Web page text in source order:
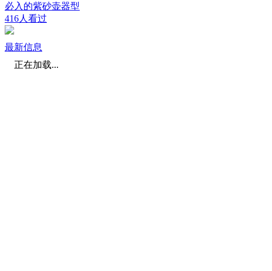
必入的紫砂壶器型
416人看过
最新信息
正在加载...